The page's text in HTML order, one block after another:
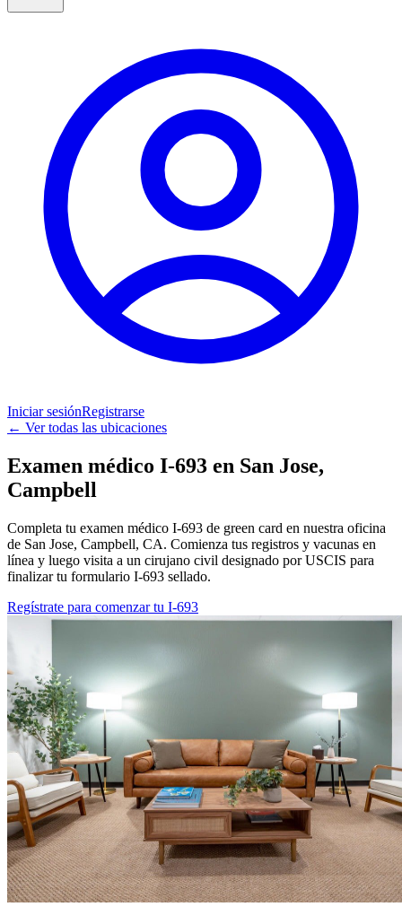
Iniciar sesiónRegistrarse
← Ver todas las ubicaciones
Examen médico I-693 en San Jose,
Campbell
Completa tu examen médico I-693 de green card en nuestra oficina
de San Jose, Campbell, CA. Comienza tus registros y vacunas en
línea y luego visita a un cirujano civil designado por USCIS para
finalizar tu formulario I-693 sellado.
Regístrate para comenzar tu I-693